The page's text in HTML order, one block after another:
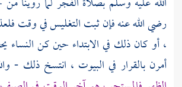
رضي الله عنه فإن ثبت التغليس في وقت
، أو كان ذلك في الابتداء حين كن النساء
أمرن بالقرار في البيوت ، انتسخ ذلك -